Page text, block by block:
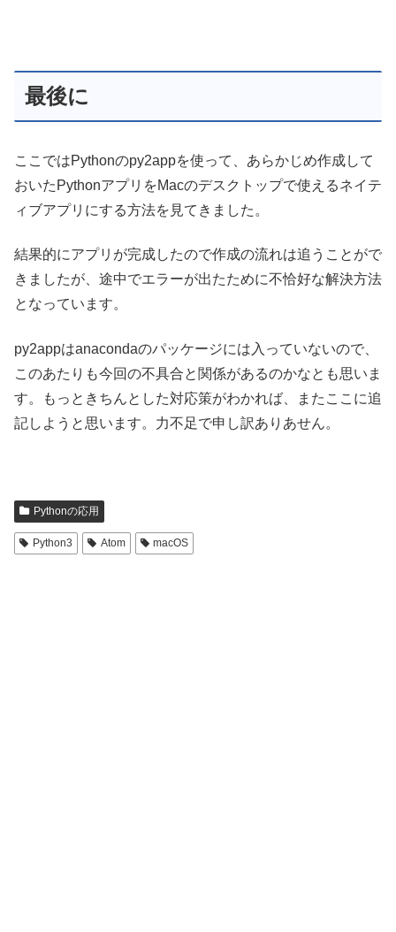
最後に
ここではPythonのpy2appを使って、あらかじめ作成して
おいたPythonアプリをMacのデスクトップで使えるネイテ
ィブアプリにする方法を見てきました。
結果的にアプリが完成したので作成の流れは追うことがで
きましたが、途中でエラーが出たために不恰好な解決方法
となっています。
py2appはanacondaのパッケージには入っていないので、
このあたりも今回の不具合と関係があるのかなとも思いま
す。もっときちんとした対応策がわかれば、またここに追
記しようと思います。力不足で申し訳ありあせん。
Pythonの応用
Python3 Atom macOS